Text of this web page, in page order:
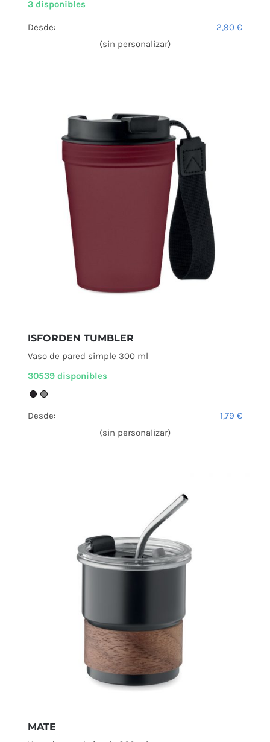
3 disponibles
Desde: 2,90 €
(sin personalizar)
ISFORDEN TUMBLER
Vaso de pared simple 300 ml
30539 disponibles
Desde: 1,79 €
(sin personalizar)
MATE